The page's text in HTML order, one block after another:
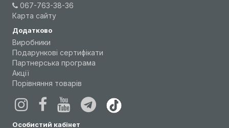
067-763-38-36
Карта сайту
Додатково
Виробники
Подарункові сертифікати
Партнерська програма
Акції
Порівняння товарів
Особистий кабінет